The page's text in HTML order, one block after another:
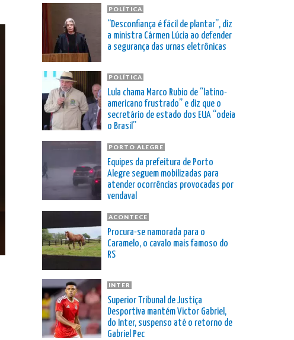
POLÍTICA
“Desconfiança é fácil de plantar”, diz
a ministra Cármen Lúcia ao defender
a segurança das urnas eletrônicas
POLÍTICA
Lula chama Marco Rubio de “latino-
americano frustrado” e diz que o
secretário de estado dos EUA “odeia
o Brasil”
PORTO ALEGRE
Equipes da prefeitura de Porto
Alegre seguem mobilizadas para
atender ocorrências provocadas por
vendaval
ACONTECE
Procura-se namorada para o
Caramelo, o cavalo mais famoso do
RS
INTER
Superior Tribunal de Justiça
Desportiva mantém Victor Gabriel,
do Inter, suspenso até o retorno de
Gabriel Pec